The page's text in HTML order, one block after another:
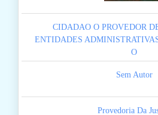
CIDADAO O PROVEDOR
ENTIDADES
O
Sem Autor
Provedoria Da